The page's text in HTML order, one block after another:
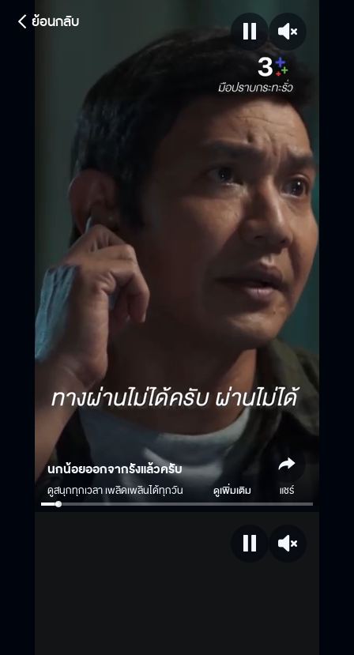
ย้อนกลับ
นกน้อยออกจากรังแล้วครับ
ดูสนุกทุกเวลา เพลิดเพลินได้ทุกวัน ดูเพิ่มเติม แชร์